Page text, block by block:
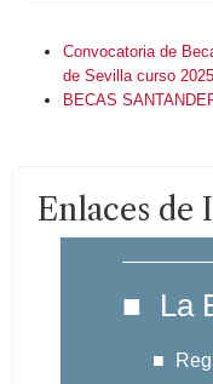
Convocatoria de
de Sevilla curso
BECAS
Enlaces de
La